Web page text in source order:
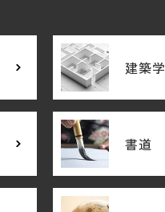
建築学
書道